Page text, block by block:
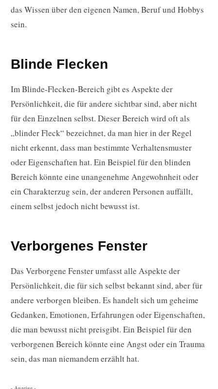
das Wissen über den eigenen Namen, Beruf und Hobbys
sein.
Blinde Flecken
Im Blinde-Flecken-Bereich gibt es Aspekte der
Persönlichkeit, die für andere sichtbar sind, aber nicht
für den Einzelnen selbst. Dieser Bereich wird oft als
„blinder Fleck“ bezeichnet, da man hier in der Regel
nicht erkennt, dass man bestimmte Verhaltensmuster
oder Eigenschaften hat. Ein Beispiel für den blinden
Bereich könnte eine unangenehme Angewohnheit oder
ein Charakterzug sein, der anderen Personen auffällt,
einem selbst jedoch nicht bewusst ist.
Verborgenes Fenster
Das Verborgene Fenster umfasst alle Aspekte der
Persönlichkeit, die für sich selbst bekannt sind, aber für
andere verborgen bleiben. Es handelt sich um geheime
Gedanken, Emotionen, Erfahrungen oder Eigenschaften,
die man bewusst nicht preisgibt. Ein Beispiel für den
verborgenen Bereich könnte eine Angst oder ein Trauma
sein, das man niemandem erzählt hat.